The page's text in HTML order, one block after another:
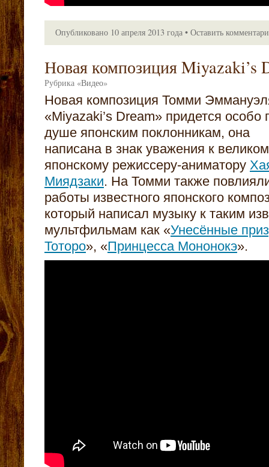
Опубликовано 10 апреля 2013 года • Оставить
Новая композиция Miyazaki’s
Рубрика «Видео»
Новая композиция Томми
«Miyazaki’s Dream» придется особо
душе японским поклонникам, она
написана в знак уважения к
японскому режиссеру-аниматору
Миядзаки. На Томми также
работы известного японского
который написал музыку к таким
мультфильмам как «Унесённые
Тоторо», «Принцесса Мононокэ».